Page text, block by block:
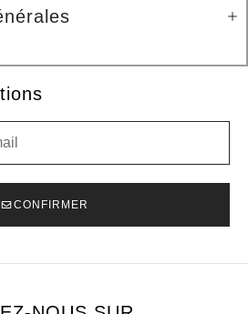
CONFIRMER